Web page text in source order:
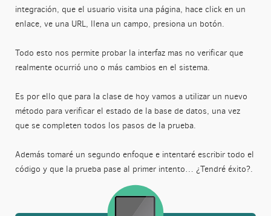
integración, que el usuario visita una página, hace click en un
enlace, ve una URL, llena un campo, presiona un botón.
Todo esto nos permite probar la interfaz mas no verificar que
realmente ocurrió uno o más cambios en el sistema.
Es por ello que para la clase de hoy vamos a utilizar un nuevo
método para verificar el estado de la base de datos, una vez
que se completen todos los pasos de la prueba.
Además tomaré un segundo enfoque e intentaré escribir todo el
código y que la prueba pase al primer intento… ¿Tendré éxito?.